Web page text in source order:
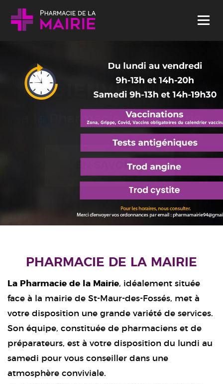
Skip to content
Menu
BIENVENUE
à la Pharmacie de la Mairie
EN SAVOIR +
PHARMACIE DE LA MAIRIE
La Pharmacie de la Mairie, idéalement située
face à la mairie de St-Maur-des-Fossés, met à
votre disposition une grande variété de services.
Son équipe, constituée de pharmaciens et de
préparateurs, est à votre disposition du lundi au
samedi pour vous conseiller dans une
atmosphère conviviale.